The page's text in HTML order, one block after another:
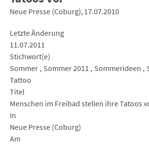
Neue Presse (Coburg) 17.07.2010
Letzte Änderung
11.07.2011
Stichwort(e)
Sommer Sommer 2011 Sommerideen
Tattoo
Titel
Menschen im Freibad stellen ihre Tatoos
In
Neue Presse (Coburg)
Am